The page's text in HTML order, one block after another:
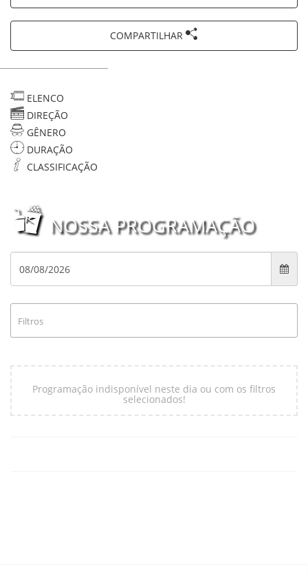
COMPARTILHAR
ELENCO
DIREÇÃO
GÊNERO
DURAÇÃO
CLASSIFICAÇÃO
NOSSA PROGRAMAÇÃO
Filtros
Programação indisponível neste dia ou com os filtros
selecionados!